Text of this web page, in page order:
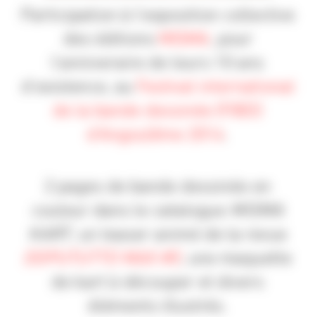
Participation à l’exposition collective
des éditions
MISMA
, pour
l’anniveraire de leurs 10 ans
d’existence, au
Festival international
de la bande dessinée (FIBD)
d’Angoulême 2014
2 pages de bande dessinée en
couleur dans le catalogue
MISMA
KART
, un teaser animé de la revue
DOPUTUTTO MAX #5
, une maquette
de kart à découper et divers
éléments illustrés.